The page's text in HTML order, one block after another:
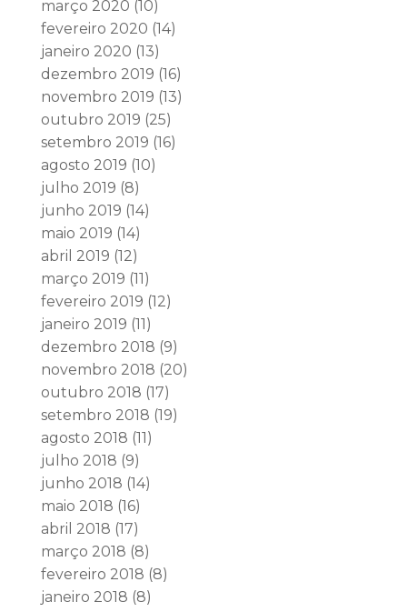
março 2020 (10)
fevereiro 2020 (14)
janeiro 2020 (13)
dezembro 2019 (16)
novembro 2019 (13)
outubro 2019 (25)
setembro 2019 (16)
agosto 2019 (10)
julho 2019 (8)
junho 2019 (14)
maio 2019 (14)
abril 2019 (12)
março 2019 (11)
fevereiro 2019 (12)
janeiro 2019 (11)
dezembro 2018 (9)
novembro 2018 (20)
outubro 2018 (17)
setembro 2018 (19)
agosto 2018 (11)
julho 2018 (9)
junho 2018 (14)
maio 2018 (16)
abril 2018 (17)
março 2018 (8)
fevereiro 2018 (8)
janeiro 2018 (8)